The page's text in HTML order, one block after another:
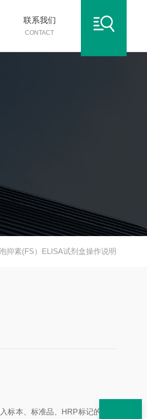
联系我们
CONTACT
抑素(FS）ELISA试剂盒操作说明
标本、标准品、 HRP标记的检测